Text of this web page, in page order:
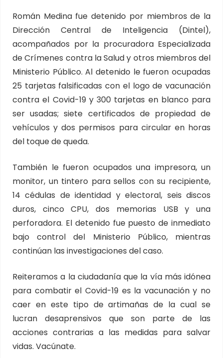
Román Medina fue detenido por miembros de la
Dirección Central de Inteligencia (Dintel),
acompañados por la procuradora Especializada
de Crímenes contra la Salud y otros miembros del
Ministerio Público. Al detenido le fueron ocupadas
25 tarjetas falsificadas con el logo de vacunación
contra el Covid-19 y 300 tarjetas en blanco para
ser usadas; siete certificados de propiedad de
vehículos y dos permisos para circular en horas
del toque de queda.
También le fueron ocupados una impresora, un
monitor, un tintero para sellos con su recipiente,
14 cédulas de identidad y electoral, seis discos
duros, cinco CPU, dos memorias USB y una
perforadora. El detenido fue puesto de inmediato
bajo control del Ministerio Público, mientras
continúan las investigaciones del caso.
Reiteramos a la ciudadanía que la vía más idónea
para combatir el Covid-19 es la vacunación y no
caer en este tipo de artimañas de la cual se
lucran desaprensivos que son parte de las
acciones contrarias a las medidas para salvar
vidas. Vacúnate.